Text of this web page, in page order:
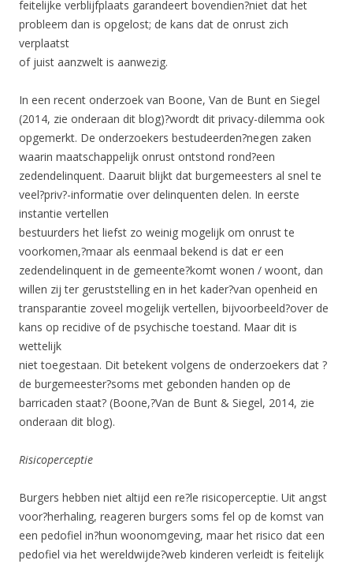
feitelijke verblijfplaats garandeert bovendien?niet dat het
probleem dan is opgelost; de kans dat de onrust zich
verplaatst
of juist aanzwelt is aanwezig.
In een recent onderzoek van Boone, Van de Bunt en Siegel
(2014, zie onderaan dit blog)?wordt dit privacy-dilemma ook
opgemerkt. De onderzoekers bestudeerden?negen zaken
waarin maatschappelijk onrust ontstond rond?een
zedendelinquent. Daaruit blijkt dat burgemeesters al snel te
veel?priv?-informatie over delinquenten delen. In eerste
instantie vertellen
bestuurders het liefst zo weinig mogelijk om onrust te
voorkomen,?maar als eenmaal bekend is dat er een
zedendelinquent in de gemeente?komt wonen / woont, dan
willen zij ter geruststelling en in het kader?van openheid en
transparantie zoveel mogelijk vertellen, bijvoorbeeld?over de
kans op recidive of de psychische toestand. Maar dit is
wettelijk
niet toegestaan. Dit betekent volgens de onderzoekers dat ?
de burgemeester?soms met gebonden handen op de
barricaden staat? (Boone,?Van de Bunt & Siegel, 2014, zie
onderaan dit blog).
Risicoperceptie
Burgers hebben niet altijd een re?le risicoperceptie. Uit angst
voor?herhaling, reageren burgers soms fel op de komst van
een pedofiel in?hun woonomgeving, maar het risico dat een
pedofiel via het wereldwijde?web kinderen verleidt is feitelijk